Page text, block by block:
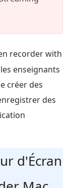
recorder with
enseignants
créer des
des
d'Écran